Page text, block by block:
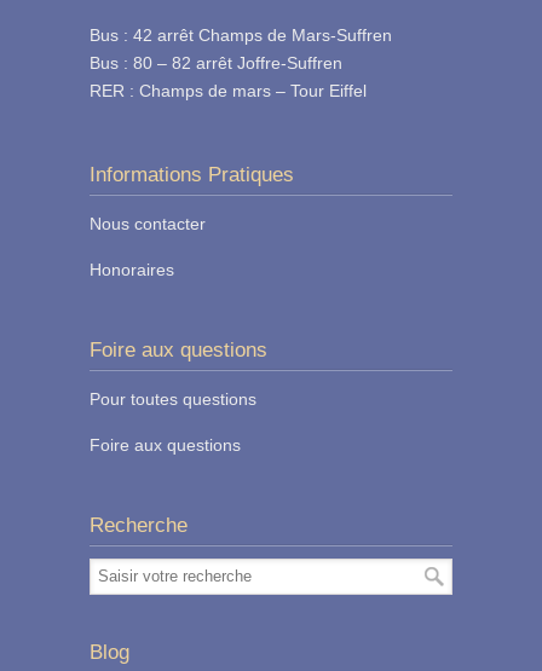
Bus : 42 arrêt Champs de Mars-Suffren
Bus : 80 – 82 arrêt Joffre-Suffren
RER : Champs de mars – Tour Eiffel
Informations Pratiques
Nous contacter
Honoraires
Foire aux questions
Pour toutes questions
Foire aux questions
Recherche
Blog